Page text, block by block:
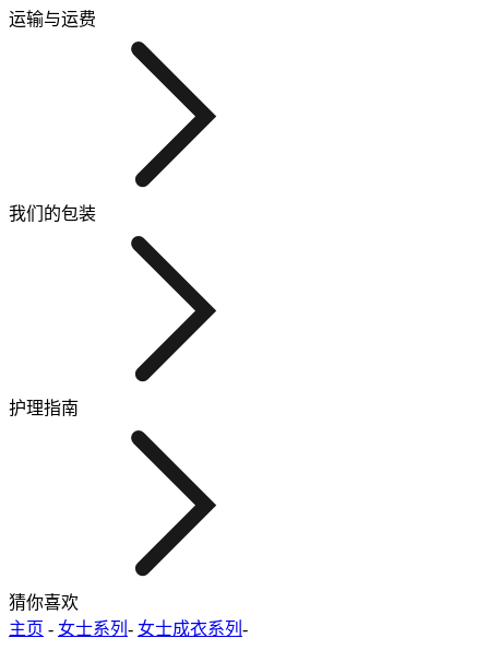
运输与运费
我们的包装
护理指南
猜你喜欢
主页 - 女士系列 - 女士成衣系列 -